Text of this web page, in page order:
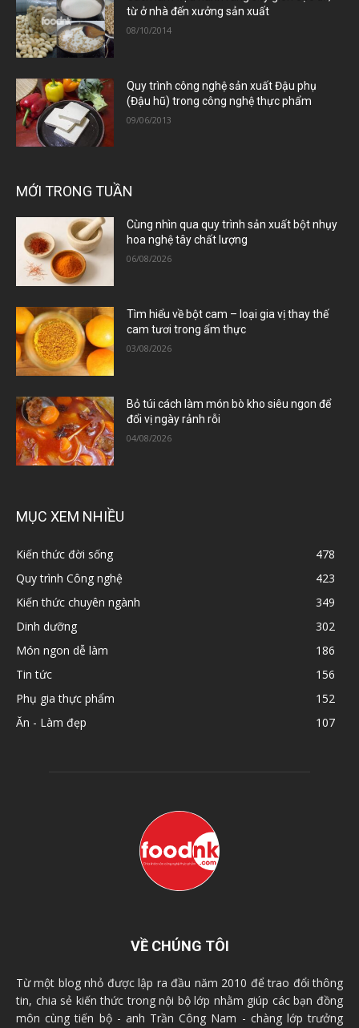
từ ở nhà đến xưởng sản xuất
08/10/2014
Quy trình công nghệ sản xuất Đậu phụ
(Đậu hũ) trong công nghệ thực phẩm
09/06/2013
MỚI TRONG TUẦN
Cùng nhìn qua quy trình sản xuất bột nhụy
hoa nghệ tây chất lượng
06/08/2026
Tìm hiểu về bột cam – loại gia vị thay thế
cam tươi trong ẩm thực
03/08/2026
Bỏ túi cách làm món bò kho siêu ngon để
đổi vị ngày rảnh rỗi
04/08/2026
MỤC XEM NHIỀU
Kiến thức đời sống
478
Quy trình Công nghệ
423
Kiến thức chuyên ngành
349
Dinh dưỡng
302
Món ngon dễ làm
186
Tin tức
156
Phụ gia thực phẩm
152
Ăn - Làm đẹp
107
VỀ CHÚNG TÔI
Từ một blog nhỏ được lập ra đầu năm 2010 để trao đổi thông
tin, chia sẻ kiến thức trong nội bộ lớp nhằm giúp các bạn đồng
môn cùng tiến bộ - anh Trần Công Nam - chàng lớp trưởng